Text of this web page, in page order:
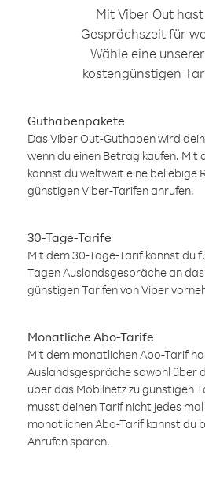
Mit Viber Out
Gesprächszeit für
Wähle eine
kostengünstigen
Guthabenpakete
Das Viber Out-Guthaben wird
wenn du einen Betrag kaufen. Mit
kannst du weltweit eine beliebige
günstigen Viber-Tarifen anrufen.
30-Tage-Tarife
Mit dem 30-Tage-Tarif kannst du
Tagen Auslandsgespräche an
günstigen Tarifen von Viber
Monatliche Abo-Tarife
Mit dem monatlichen Abo-Tarif
Auslandsgespräche sowohl über
über das Mobilnetz zu günstigen
musst deinen Tarif nicht jedes
monatlichen Abo-Tarif kannst du
Anrufen sparen.